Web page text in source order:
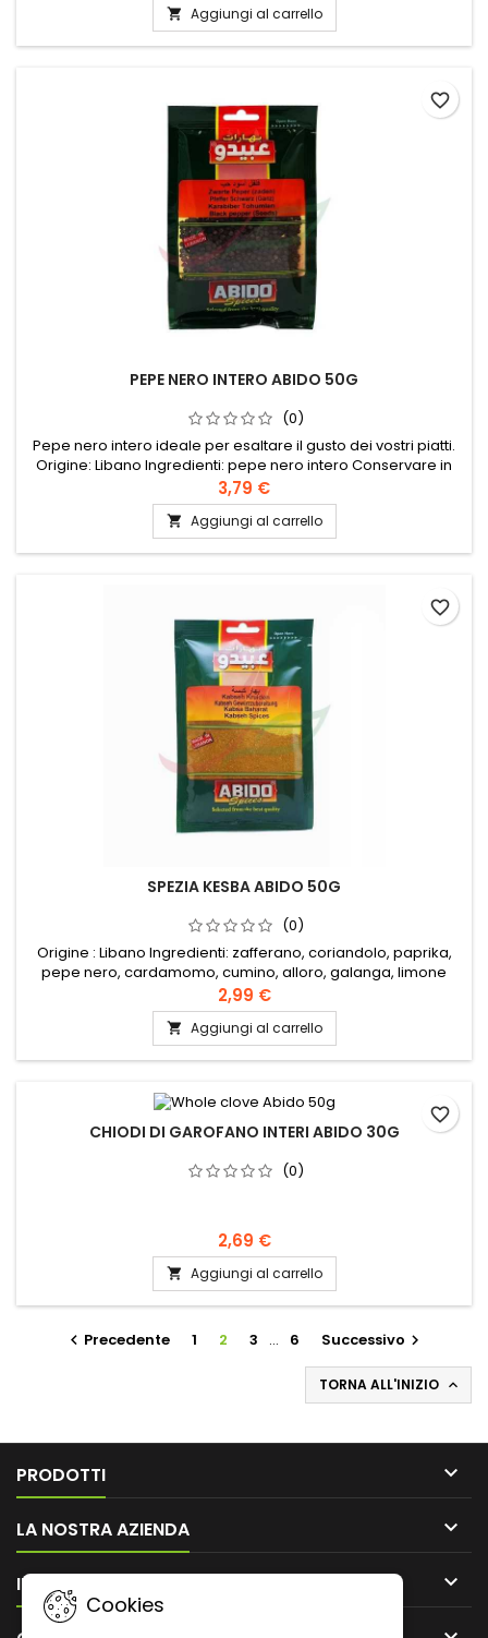
 Aggiungi al carrello
PEPE NERO INTERO ABIDO 50G
(0)
Pepe nero intero ideale per esaltare il gusto dei vostri piatti.
Origine: Libano Ingredienti: pepe nero intero Conservare in
un luogo fresco e asciutto.
3,79 €
 Aggiungi al carrello
favorite_border
SPEZIA KESBA ABIDO 50G
(0)
Origine : Libano Ingredienti: zafferano, coriandolo, paprika,
pepe nero, cardamomo, cumino, alloro, galanga, limone
secco, cannella, zenzero, finocchio, senape.Conservare in
un luogo fresco e asciutto.
2,99 €
 Aggiungi al carrello
favorite_border
CHIODI DI GAROFANO INTERI ABIDO 30G
(0)
2,69 €
 Aggiungi al carrello
favorite_border
 Precedente 1 2 3 … 6 Successivo 
TORNA ALL'INIZIO 
PRODOTTI 
LA NOSTRA AZIENDA 
IL TUO ACCOUNT 
Cookies